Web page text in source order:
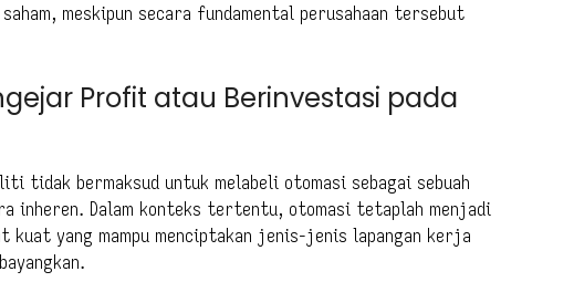
meskipun secara fundamental perusahaan tersebut
Profit atau Berinvestasi pada
tidak bermaksud untuk melabeli otomasi sebagai sebuah
inheren. Dalam konteks tertentu, otomasi tetaplah menjadi
kuat yang mampu menciptakan jenis-jenis lapangan kerja